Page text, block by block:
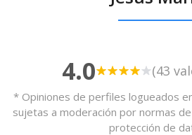
4.0 (43
* Opiniones de perfiles logueados
sujetas a moderación por normas
protección de